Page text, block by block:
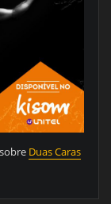
Duas Caras